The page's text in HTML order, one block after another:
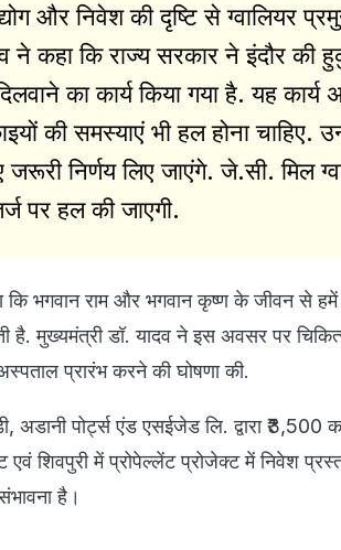
और निवेश की दृष्टि से ग्वालियर
ने कहा कि राज्य सरकार ने इंदौर की
का कार्य किया गया है. यह
की समस्याएं भी हल होना चाहिए.
निर्णय लिए जाएंगे. जे.सी. मिल
पर हल की जाएगी.
कि भगवान राम और भगवान कृष्ण के जीवन से
है. मुख्यमंत्री डॉ. यादव ने इस अवसर पर
प्रारंभ करने की घोषणा की.
अडानी पोर्ट्स एंड एसईजेड लि. द्वारा ₹3,500
एवं शिवपुरी में प्रोपेल्लेंट प्रोजेक्ट में निवेश
है।